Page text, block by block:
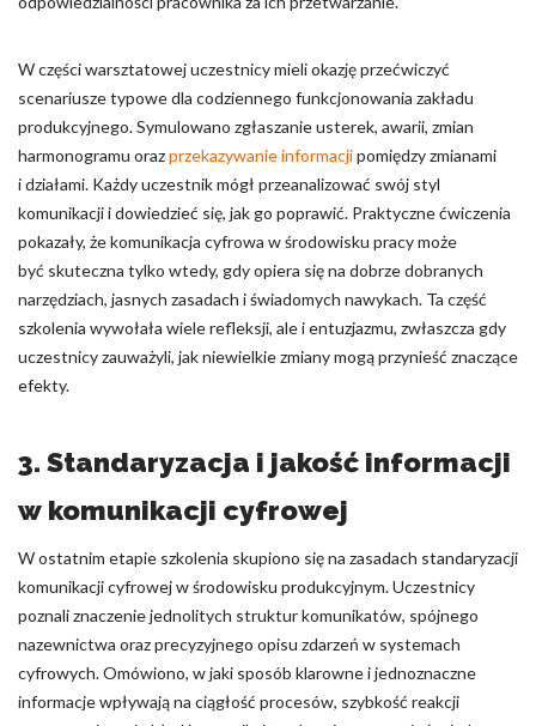
W części warsztatowej uczestnicy mieli okazję przećwiczyć
scenariusze typowe dla codziennego funkcjonowania zakładu
produkcyjnego. Symulowano zgłaszanie usterek, awarii, zmian
harmonogramu orazprzekazywanie informacjipomiędzy zmianami
i działami. Każdy uczestnik mógł przeanalizować swój styl
komunikacji i dowiedzieć się, jak go poprawić. Praktyczne ćwiczenia
pokazały, że komunikacja cyfrowa w środowisku pracy może
być skuteczna tylko wtedy, gdy opiera się na dobrze dobranych
narzędziach, jasnych zasadach i świadomych nawykach. Ta część
szkolenia wywołała wiele refleksji, ale i entuzjazmu, zwłaszcza gdy
uczestnicy zauważyli, jak niewielkie zmiany mogą przynieść znaczące
efekty.
3. Standaryzacja i jakość informacji
w komunikacji cyfrowej
W ostatnim etapie szkolenia skupiono się na zasadach standaryzacji
komunikacji cyfrowej w środowisku produkcyjnym. Uczestnicy
poznali znaczenie jednolitych struktur komunikatów, spójnego
nazewnictwa oraz precyzyjnego opisu zdarzeń w systemach
cyfrowych. Omówiono, w jaki sposób klarowne i jednoznaczne
informacje wpływają na ciągłość procesów, szybkość reakcji